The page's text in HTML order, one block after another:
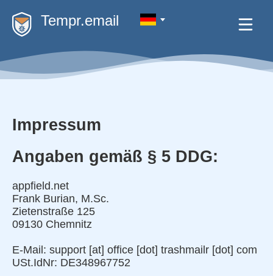
Tempr.email
Impressum
Angaben gemäß § 5 DDG:
appfield.net
Frank Burian, M.Sc.
Zietenstraße 125
09130 Chemnitz
E-Mail: support [at] office [dot] trashmailr [dot] com
USt.IdNr: DE348967752